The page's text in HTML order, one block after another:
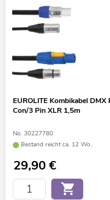
EUROLITE Kombikabel DMX
Con/3 Pin XLR 1,5m
No. 30227780
Bestand reicht ca. 12 Wo.
29,90€